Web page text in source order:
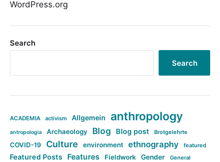
WordPress.org
Search
Search
ACADEMIA activism Allgemein anthropology
antropologia Archaeology Blog Blog post Brotgelehrte
COVID-19 Culture environment ethnography featured
Featured Posts Features Fieldwork Gender General